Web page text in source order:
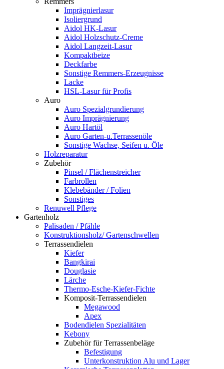
Imprägnierlasur
Isoliergrund
Aidol HK-Lasur
Aidol Holzschutz-Creme
Aidol Langzeit-Lasur
Kompaktbeize
Deckfarbe
Sonstige Remmers-Erzeugnisse
Lacke
HSL-Lasur für Profis
Auro
Auro Spezialgrundierung
Auro Imprägnierung
Auro Hartöl
Auro Garten-u.Terrassenöle
Sonstige Wachse, Seifen u. Öle
Holzreparatur
Zubehör
Pinsel / Flächenstreicher
Farbrollen
Klebebänder / Folien
Sonstiges
Renuwell Pflege
Gartenholz
Palisaden / Pfähle
Konstruktionsholz/ Gartenschwellen
Terrassendielen
Kiefer
Bangkirai
Douglasie
Lärche
Thermo-Esche-Kiefer-Fichte
Komposit-Terrassendielen
Megawood
Apex
Bodendielen Spezialitäten
Kebony
Zubehör für Terrassenbeläge
Befestigung
Unterkonstruktion Alu und Lager